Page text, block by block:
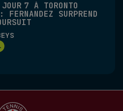
7 À TORONTO
SURPREND